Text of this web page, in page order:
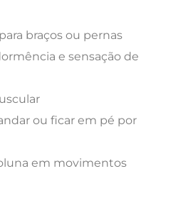
braços ou pernas
e sensação de
ou ficar em pé por
em movimentos